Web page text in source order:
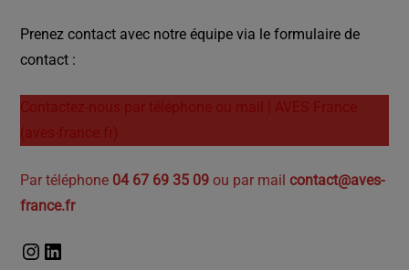
Prenez contact avec notre équipe via le formulaire de
contact :
Par téléphone 04 67 69 35 09 ou par mail contact@aves-
france.fr